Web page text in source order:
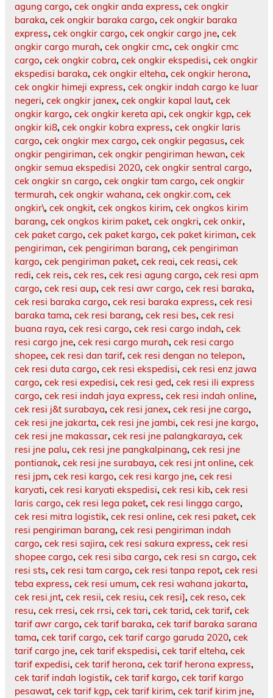
agung cargo, cek ongkir anda express, cek ongkir
baraka, cek ongkir baraka cargo, cek ongkir baraka
express, cek ongkir cargo, cek ongkir cargo jne, cek
ongkir cargo murah, cek ongkir cmc, cek ongkir cmc
cargo, cek ongkir cobra, cek ongkir ekspedisi, cek ongkir
ekspedisi baraka, cek ongkir elteha, cek ongkir herona,
cek ongkir himeji express, cek ongkir indah cargo ke luar
negeri, cek ongkir janex, cek ongkir kapal laut, cek
ongkir kargo, cek ongkir kereta api, cek ongkir kgp, cek
ongkir ki8, cek ongkir kobra express, cek ongkir laris
cargo, cek ongkir mex cargo, cek ongkir pegasus, cek
ongkir pengiriman, cek ongkir pengiriman hewan, cek
ongkir semua ekspedisi 2020, cek ongkir sentral cargo,
cek ongkir sn cargo, cek ongkir tam cargo, cek ongkir
termurah, cek ongkir wahana, cek ongkir.com, cek
ongkir\, cek ongkit, cek ongkos kirim, cek ongkos kirim
barang, cek ongkos kirim paket, cek ongkri, cek onkir,
cek paket cargo, cek paket kargo, cek paket kiriman, cek
pengiriman, cek pengiriman barang, cek pengiriman
kargo, cek pengiriman paket, cek reai, cek reasi, cek
redi, cek reis, cek res, cek resi agung cargo, cek resi apm
cargo, cek resi aup, cek resi awr cargo, cek resi baraka,
cek resi baraka cargo, cek resi baraka express, cek resi
baraka tama, cek resi barang, cek resi bes, cek resi
buana raya, cek resi cargo, cek resi cargo indah, cek
resi cargo jne, cek resi cargo murah, cek resi cargo
shopee, cek resi dan tarif, cek resi dengan no telepon,
cek resi duta cargo, cek resi ekspedisi, cek resi enz jawa
cargo, cek resi expedisi, cek resi ged, cek resi ili express
cargo, cek resi indah jaya express, cek resi indah online,
cek resi j&t surabaya, cek resi janex, cek resi jne cargo,
cek resi jne jakarta, cek resi jne jambi, cek resi jne kargo,
cek resi jne makassar, cek resi jne palangkaraya, cek
resi jne palu, cek resi jne pangkalpinang, cek resi jne
pontianak, cek resi jne surabaya, cek resi jnt online, cek
resi jpm, cek resi kargo, cek resi kargo jne, cek resi
karyati, cek resi karyati ekspedisi, cek resi kib, cek resi
laris cargo, cek resi lega paket, cek resi lingga cargo,
cek resi mitra logistik, cek resi online, cek resi paket, cek
resi pengiriman barang, cek resi pengiriman indah
cargo, cek resi sajira, cek resi sakura express, cek resi
shopee cargo, cek resi siba cargo, cek resi sn cargo, cek
resi sts, cek resi tam cargo, cek resi tanpa repot, cek resi
teba express, cek resi umum, cek resi wahana jakarta,
cek resi.jnt, cek resii, cek resiu, cek resi], cek reso, cek
resu, cek rresi, cek rrsi, cek tari, cek tarid, cek tarif, cek
tarif awr cargo, cek tarif baraka, cek tarif baraka sarana
tama, cek tarif cargo, cek tarif cargo garuda 2020, cek
tarif cargo jne, cek tarif ekspedisi, cek tarif elteha, cek
tarif expedisi, cek tarif herona, cek tarif herona express,
cek tarif indah logistik, cek tarif kargo, cek tarif kargo
pesawat, cek tarif kgp, cek tarif kirim, cek tarif kirim jne,